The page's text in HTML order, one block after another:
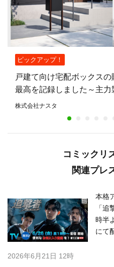
ピックアップ！
戸建て向け宅配ボックス
最高を記録しました～主
売。不在時も荷物を受け取
株式会社ナスタ
コミックリ
関連プレ
本格
「
時半
にて
2026年6月21日 12時